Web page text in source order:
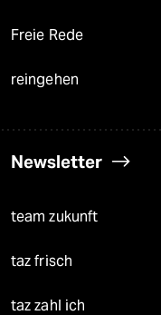
Freie Rede
reingehen
Newsletter
team zukunft
taz frisch
taz zahl ich